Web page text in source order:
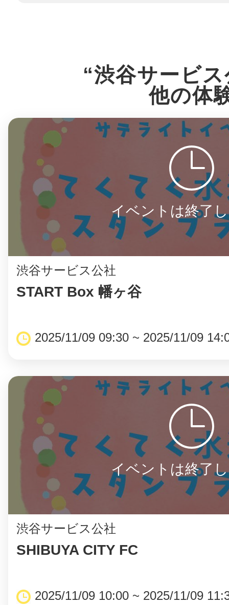
“渋谷サービ
他の体
イベントは終了
渋谷サービス公社
START Box 幡ヶ谷
2025/11/09 09:30 ~ 2025/11/09
イベントは終了
渋谷サービス公社
SHIBUYA CITY FC
2025/11/09 10:00 ~ 2025/11/09
日立
滋賀県
お知らせ
ヘルプ
プライバシーポ
©︎ KAYAC Inc.